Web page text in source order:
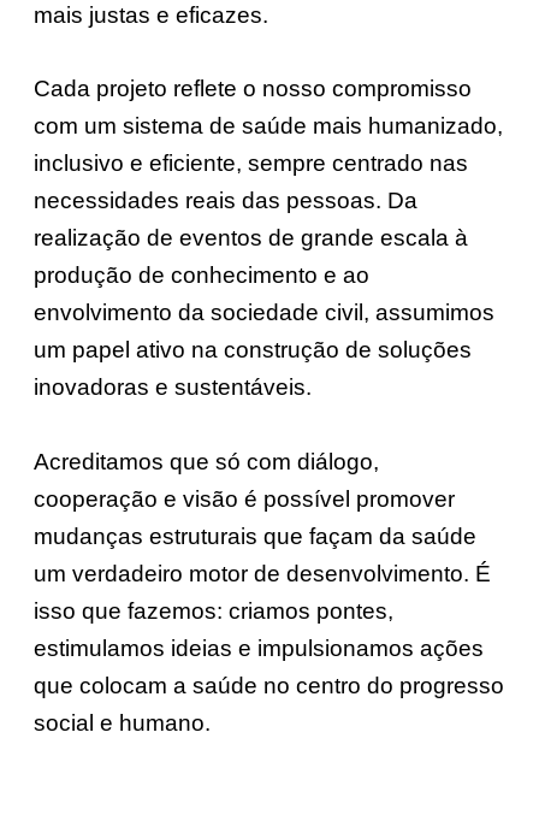
mais justas e eficazes.
Cada projeto reflete o nosso compromisso
com um sistema de saúde mais humanizado,
inclusivo e eficiente, sempre centrado nas
necessidades reais das pessoas. Da
realização de eventos de grande escala à
produção de conhecimento e ao
envolvimento da sociedade civil, assumimos
um papel ativo na construção de soluções
inovadoras e sustentáveis.
Acreditamos que só com diálogo,
cooperação e visão é possível promover
mudanças estruturais que façam da saúde
um verdadeiro motor de desenvolvimento. É
isso que fazemos: criamos pontes,
estimulamos ideias e impulsionamos ações
que colocam a saúde no centro do progresso
social e humano.